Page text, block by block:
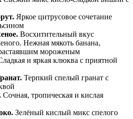
Яркое цитрусовое сочетание
Восхитительный вкус
Нежная мякоть банана,
мороженым
и яркая клюква с приятной
Терпкий спелый гранат с
Сочная, тропическая и кислая
Зелёный кислый микс спелого